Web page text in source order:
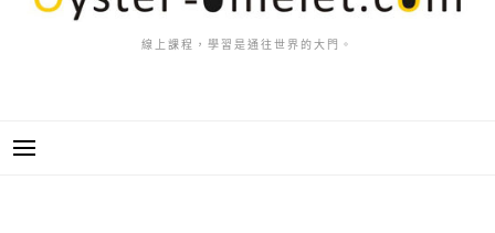
線上課程，學習是通往世界的大門。